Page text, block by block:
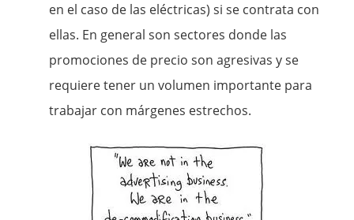
en el caso de las eléctricas) si se contrata con
ellas. En general son sectores donde las
promociones de precio son agresivas y se
requiere tener un volumen importante para
trabajar con márgenes estrechos.